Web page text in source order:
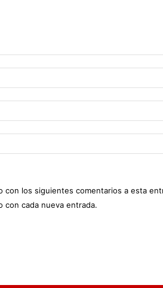
con los siguientes comentarios a esta
con cada nueva entrada.